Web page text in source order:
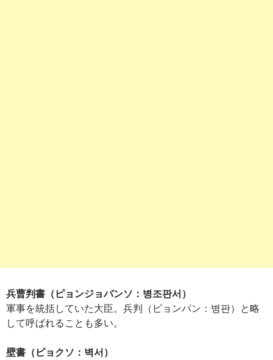
兵曹判書（ピョンジョパンソ：병조판서）
軍事を統括していた大臣。兵判（ピョンパン：병판）と略
して呼ばれることも多い。
壁書（ピョクソ：벽서）